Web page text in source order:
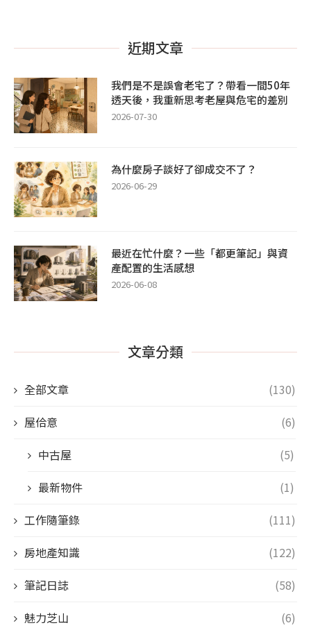
近期文章
我們是不是誤會老宅了？帶看一間50年
透天後，我重新思考老屋與危宅的差別
2026-07-30
為什麼房子談好了卻成交不了？
2026-06-29
最近在忙什麼？一些「都更筆記」與資
產配置的生活感想
2026-06-08
文章分類
全部文章
(130)
屋佮意
(6)
中古屋
(5)
最新物件
(1)
工作隨筆錄
(111)
房地產知識
(122)
筆記日誌
(58)
魅力芝山
(6)